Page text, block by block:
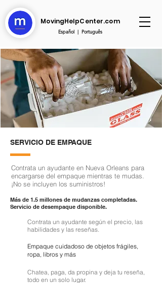
MovingHelpCenter.com
Español| Português
SERVICIO DE EMPAQUE
Contrata un ayudante en Nueva Orleans para
encargarse del empaque mientras te mudas.
¡No se incluyen los suministros!
Más de 1.5 millones de mudanzas completadas.
Servicio de desempaque disponible.
Contrata un ayudante según el precio, las
habilidades y las reseñas.
Empaque cuidadoso de objetos frágiles,
ropa, libros y más
Chatea, paga, da propina y deja tu reseña,
todo en un solo lugar.